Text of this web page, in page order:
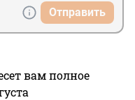
Отправить
вам полное